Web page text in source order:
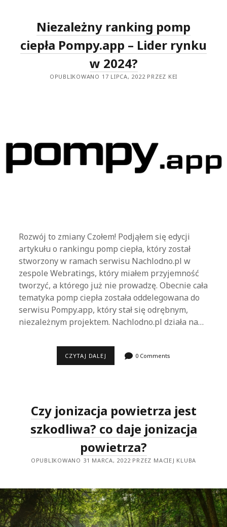
IDEAŁU?
(RECENZJA)
Niezależny ranking pomp
ciepła Pompy.app – Lider rynku
w 2024?
OPUBLIKOWANO 17 LIPCA, 2022 PRZEZ KEI
Rozwój to zmiany Czołem! Podjąłem się edycji
artykułu o rankingu pomp ciepła, który został
stworzony w ramach serwisu Nachlodno.pl w
zespole Webratings, który miałem przyjemność
tworzyć, a którego już nie prowadzę. Obecnie cała
tematyka pomp ciepła została oddelegowana do
serwisu Pompy.app, który stał się odrębnym,
niezależnym projektem. Nachlodno.pl działa na…
CZYTAJ DALEJ NIEZALEŻNY
RYNKU
W
2024?
0 Comments
Czy jonizacja powietrza jest
szkodliwa? co daje jonizacja
powietrza?
OPUBLIKOWANO 31 MARCA, 2022 PRZEZ MACIEJ KLUBA